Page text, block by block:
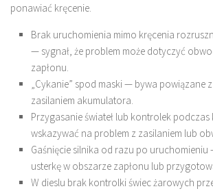
ponawiać kręcenie.
Brak uruchomienia mimo kręcenia
— sygnał, że problem może dotyczyć
zapłonu.
„Cykanie” spod maski — bywa powiązane
zasilaniem akumulatora.
Przygasanie świateł lub kontrolek
wskazywać na problem z zasilaniem lub
Gaśnięcie silnika od razu po
usterkę w obszarze zapłonu lub
W dieslu brak kontrolki świec żarowych